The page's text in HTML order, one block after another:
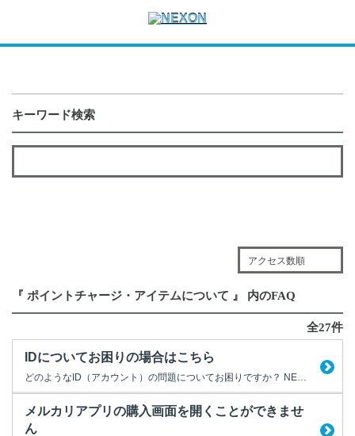
キーワード検索
アクセス数順
『 ポイントチャージ・アイテムについて 』 内のFAQ
全27件
IDについてお困りの場合はこちら
どのようなID（アカウント）の問題についてお困りですか？ NEXON IDやゲームIDなど、お使いになるIDの種別ごとにお困りの問題を解消するためのFAQをご案内します。 どのIDについて問題が発生しているか、以下より選択してください。
メルカリアプリの購入画面を開くことができませ
ん